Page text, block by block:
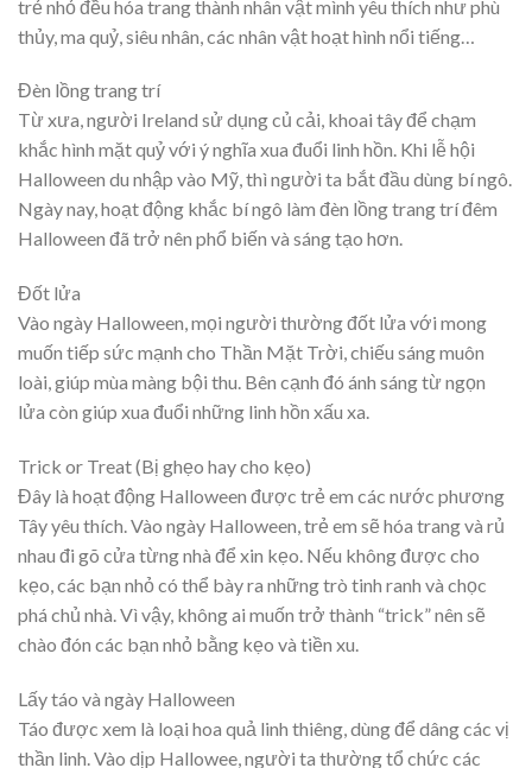
trẻ nhỏ đều hóa trang thành nhân vật mình yêu thích như phù
thủy, ma quỷ, siêu nhân, các nhân vật hoạt hình nổi tiếng…
Đèn lồng trang trí
Từ xưa, người Ireland sử dụng củ cải, khoai tây để chạm
khắc hình mặt quỷ với ý nghĩa xua đuổi linh hồn. Khi lễ hội
Halloween du nhập vào Mỹ, thì người ta bắt đầu dùng bí ngô.
Ngày nay, hoạt động khắc bí ngô làm đèn lồng trang trí đêm
Halloween đã trở nên phổ biến và sáng tạo hơn.
Đốt lửa
Vào ngày Halloween, mọi người thường đốt lửa với mong
muốn tiếp sức mạnh cho Thần Mặt Trời, chiếu sáng muôn
loài, giúp mùa màng bội thu. Bên cạnh đó ánh sáng từ ngọn
lửa còn giúp xua đuổi những linh hồn xấu xa.
Trick or Treat (Bị ghẹo hay cho kẹo)
Đây là hoạt động Halloween được trẻ em các nước phương
Tây yêu thích. Vào ngày Halloween, trẻ em sẽ hóa trang và rủ
nhau đi gõ cửa từng nhà để xin kẹo. Nếu không được cho
kẹo, các bạn nhỏ có thể bày ra những trò tinh ranh và chọc
phá chủ nhà. Vì vậy, không ai muốn trở thành “trick” nên sẽ
chào đón các bạn nhỏ bằng kẹo và tiền xu.
Lấy táo và ngày Halloween
Táo được xem là loại hoa quả linh thiêng, dùng để dâng các vị
thần linh. Vào dịp Hallowee, người ta thường tổ chức các